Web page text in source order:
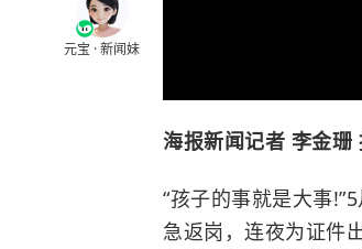
元宝 · 新闻妹
海报新闻记者 李金珊
“孩子的事就是大事
急返岗，连夜为证件